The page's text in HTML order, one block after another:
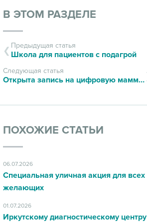
В ЭТОМ РАЗДЕЛЕ
Предыдущая статья
Школа для пациентов с подагрой
Следующая статья
Открыта запись на цифровую маммографию
ПОХОЖИЕ СТАТЬИ
06.07.2026
Специальная уличная акция для всех
желающих
01.07.2026
Иркутскому диагностическому центру